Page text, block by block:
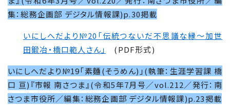
集：総務企画部 デジタル情報課)p.30掲載
いにしへだより№20 「伝統つないだ不思議な縁～加世
田鍛冶・橋口範人さん」
(PDF形式)
いにしへだより№19「素麵(そうめん)」(執筆：生涯学習課 橋
口 亘)『市報 南さつま』(令和5年7月号／vol.212／発行：南
さつま市役所／編集：総務企画部 デジタル情報課)p.23掲載